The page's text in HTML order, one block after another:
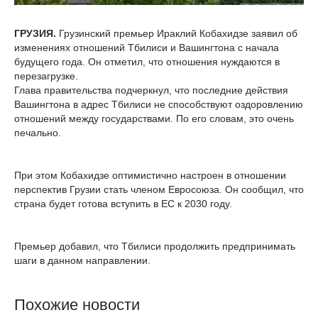
ГРУЗИЯ. Грузинский премьер Ираклий Кобахидзе заявил об
изменениях отношений Тбилиси и Вашингтона с начала
будущего года. Он отметил, что отношения нуждаются в
перезагрузке.
Глава правительства подчеркнул, что последние действия
Вашингтона в адрес Тбилиси не способствуют оздоровлению
отношений между государствами. По его словам, это очень
печально.
При этом Кобахидзе оптимистично настроен в отношении
перспектив Грузии стать членом Евросоюза. Он сообщил, что
страна будет готова вступить в ЕС к 2030 году.
Премьер добавил, что Тбилиси продолжить предпринимать
шаги в данном направлении.
Похожие новости